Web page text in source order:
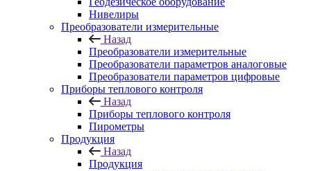
Нивелиры
Преобразователи измерительные
Назад
Преобразователи измерительные
Преобразователи параметров аналоговые
Преобразователи параметров цифровые
Приборы теплового контроля
Назад
Приборы теплового контроля
Пирометры
Продукция
Назад
Продукция